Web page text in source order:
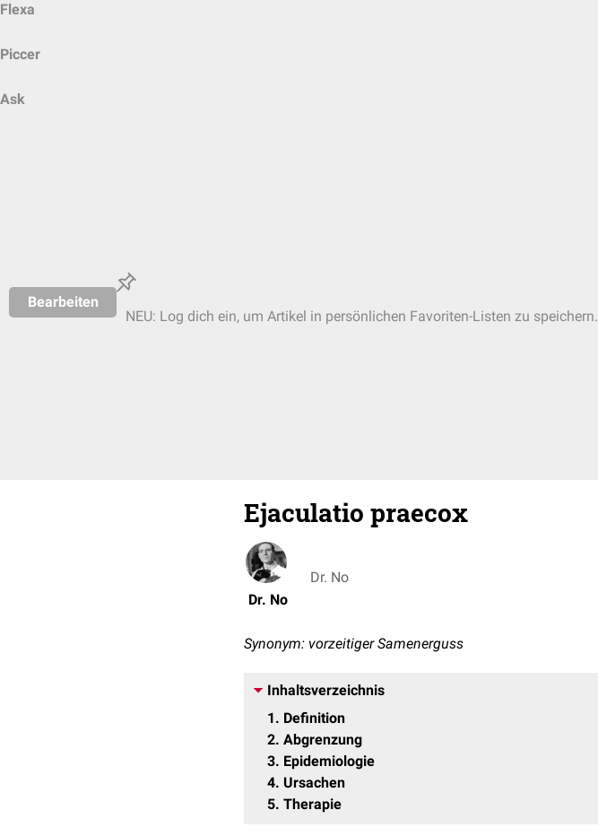
Flexa
Piccer
Ask
Bearbeiten
NEU: Log dich ein, um Artikel in persönlichen Favoriten-Listen zu speichern.
Ejaculatio praecox
Dr. No
Dr. No
Synonym: vorzeitiger Samenerguss
Inhaltsverzeichnis
1
Definition
2 Abgrenzung
3 Epidemiologie
4 Ursachen
5 Therapie